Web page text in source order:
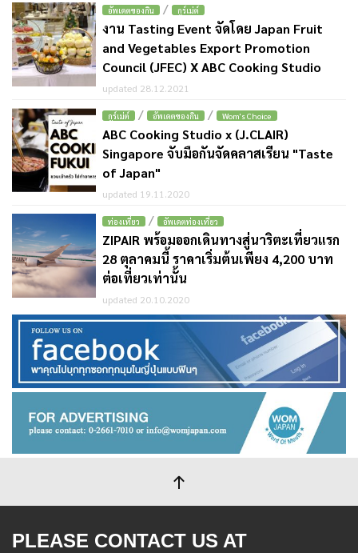
อัพเดตของกิน / กูร์เม่ต์
งาน Tasting Event จัดโดย Japan Fruit
and Vegetables Export Promotion
Council (JFEC) X ABC Cooking Studio
updated 28.12.2021
กูร์เม่ต์ / อัพเดตของกิน / Wom's Choice
ABC Cooking Studio x (J.CLAIR)
Singapore จับมือกันจัดคลาสเรียน "Taste
of Japan"
updated 19.11.2020
ท่องเที่ยว / อัพเดตท่องเที่ยว
ZIPAIR พร้อมออกเดินทางสู่นาริตะเที่ยวแรก
28 ตุลาคมนี้ ราคาเริ่มต้นเพียง 4,200 บาท
ต่อเที่ยวเท่านั้น
updated 20.10.2020
PLEASE CONTACT US AT